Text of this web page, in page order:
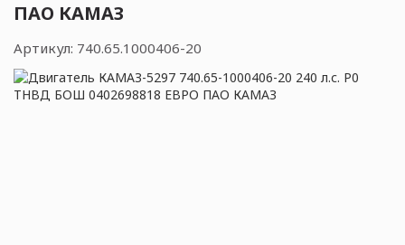
ПАО КАМАЗ
Артикул: 740.65.1000406-20